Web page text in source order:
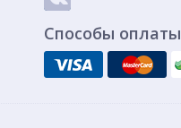
Способы оплаты